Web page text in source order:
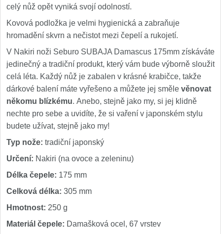
celý nůž opět vyniká svojí odolností.
Kovová podložka je velmi hygienická a zabraňuje
hromadění skvrn a nečistot mezi čepelí a rukojetí.
V Nakiri noži Seburo SUBAJA Damascus 175mm získáváte
jedinečný a tradiční produkt, který vám bude výborně sloužit
celá léta. Každý nůž je zabalen v krásné krabičce, takže
dárkové balení máte vyřešeno a můžete jej směle věnovat
někomu blízkému. Anebo, stejně jako my, si jej klidně
nechte pro sebe a uvidíte, že si vaření v japonském stylu
budete užívat, stejně jako my!
Typ nože: tradiční japonský
Určení: Nakiri (na ovoce a zeleninu)
Délka čepele: 175 mm
Celková délka: 305 mm
Hmotnost: 250 g
Materiál čepele: Damašková ocel, 67 vrstev